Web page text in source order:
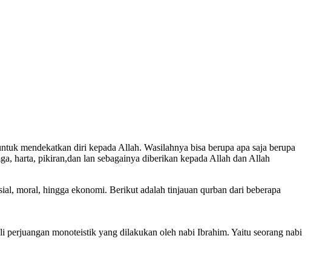
harta, pikiran,dan lan sebagainya diberikan kepada Allah dan Allah
moral, hingga ekonomi. Berikut adalah tinjauan qurban dari beberapa
monoteistik yang dilakukan oleh nabi Ibrahim. Yaitu seorang nabi